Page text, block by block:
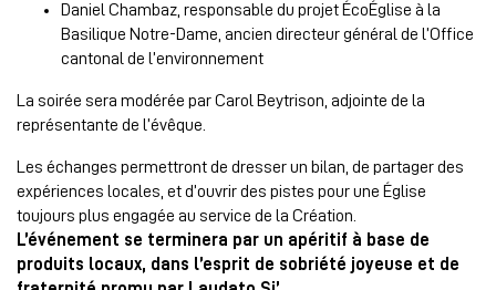
Daniel Chambaz, responsable du projet ÉcoÉglise à la
Basilique Notre-Dame, ancien directeur général de l’Office
cantonal de l’environnement
La soirée sera modérée par Carol Beytrison, adjointe de la
représentante de l’évêque.
Les échanges permettront de dresser un bilan, de partager des
expériences locales, et d’ouvrir des pistes pour une Église
toujours plus engagée au service de la Création.
L’événement se terminera par un apéritif à base de
produits locaux, dans l’esprit de sobriété joyeuse et de